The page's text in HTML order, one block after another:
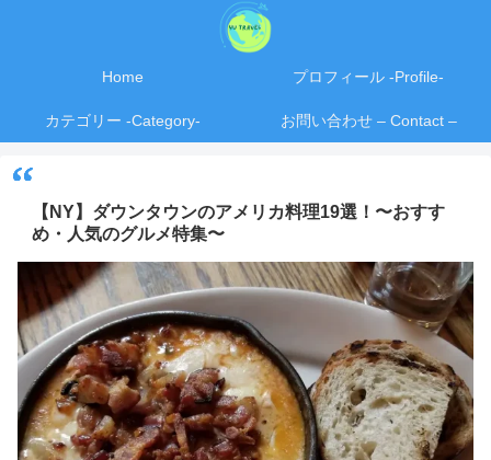
Home プロフィール -Profile-
カテゴリー -Category- お問い合わせ – Contact –
【NY】ダウンタウンのアメリカ料理19選！〜おすす
め・人気のグルメ特集〜